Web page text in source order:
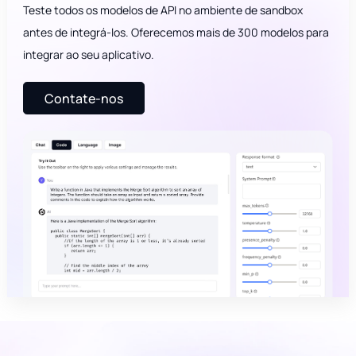
Teste todos os modelos de API no ambiente de sandbox
antes de integrá-los. Oferecemos mais de 300 modelos para
integrar ao seu aplicativo.
Contate-nos